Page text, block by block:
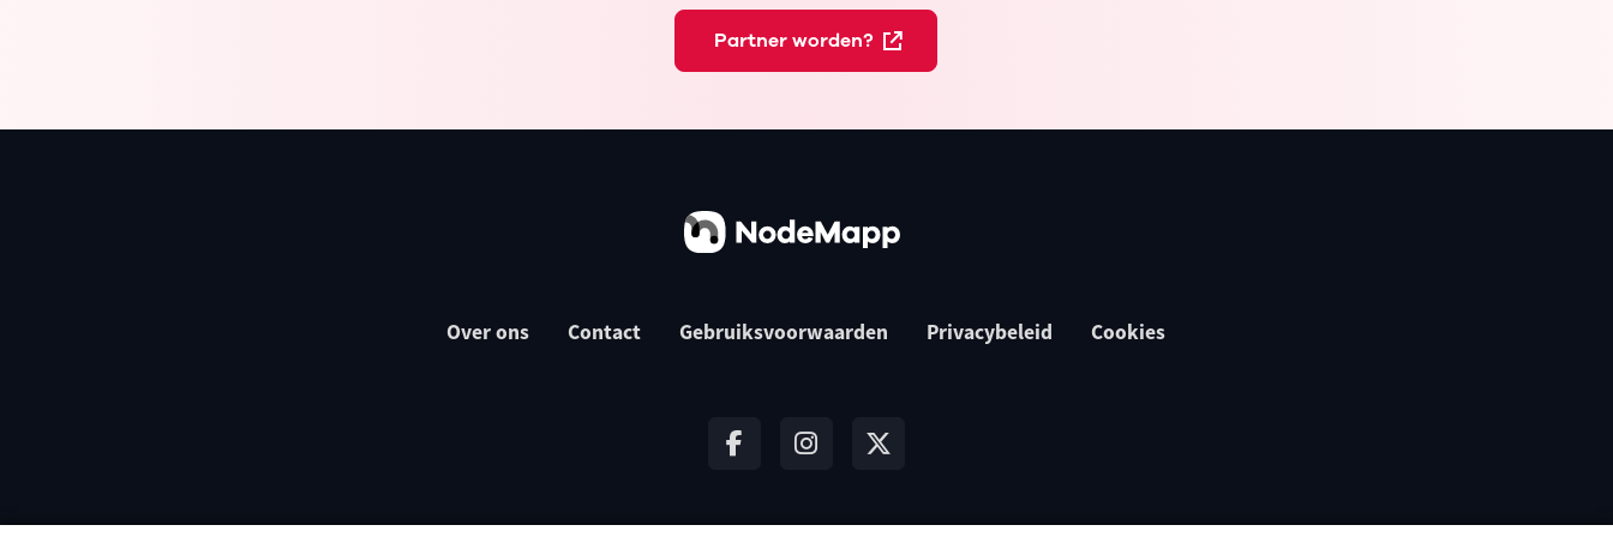
Partner worden?
Over ons Contact Gebruiksvoorwaarden Privacybeleid Cookies